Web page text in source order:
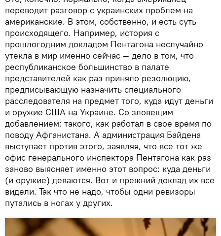
переводит разговор с украинских проблем на
американские. В этом, собственно, и есть суть
происходящего. Например, история с
прошлогодним докладом Пентагона неслучайно
утекла в мир именно сейчас — дело в том, что
республиканское большинство в палате
представителей как раз приняло резолюцию,
предписывающую назначить специального
расследователя на предмет того, куда идут деньги
и оружие США на Украине. Со зловещим
добавлением: такого, как работал в свое время по
поводу Афганистана. А администрация Байдена
выступает против этого, заявляя, что все тот же
офис генерального инспектора Пентагона как раз
заново выясняет именно этот вопрос: куда деньги
(и оружие) деваются. Вот и прежний доклад их все
видели. Так что не надо, чтобы одни ревизоры
путались в ногах у других.